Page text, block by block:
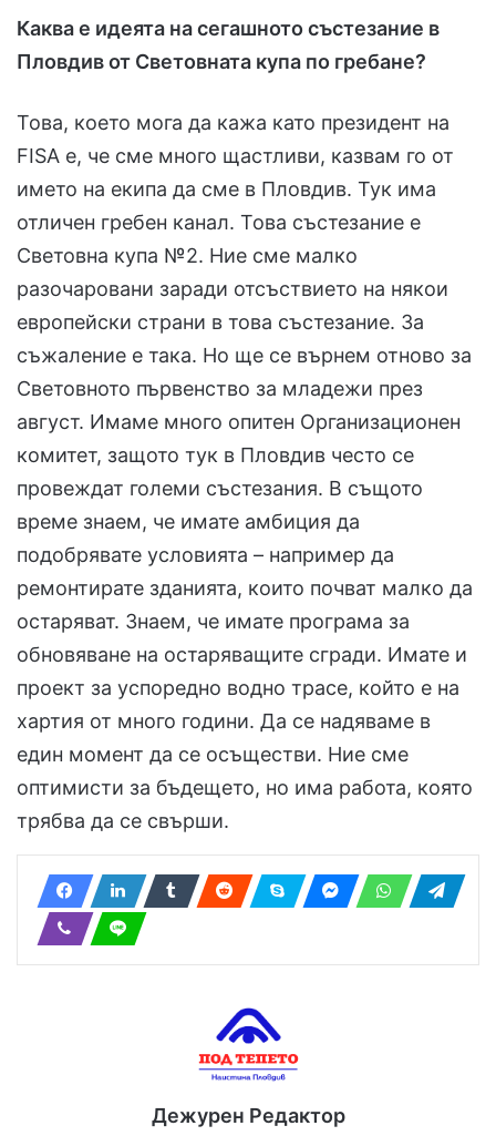
Каква е идеята на сегашното състезание в
Пловдив от Световната купа по гребане?
Това, което мога да кажа като президент на
FISA е, че сме много щастливи, казвам го от
името на екипа да сме в Пловдив. Тук има
отличен гребен канал. Това състезание е
Световна купа №2. Ние сме малко
разочаровани заради отсъствието на някои
европейски страни в това състезание. За
съжаление е така. Но ще се върнем отново за
Световното първенство за младежи през
август. Имаме много опитен Организационен
комитет, защото тук в Пловдив често се
провеждат големи състезания. В същото
време знаем, че имате амбиция да
подобрявате условията – например да
ремонтирате зданията, които почват малко да
остаряват. Знаем, че имате програма за
обновяване на остаряващите сгради. Имате и
проект за успоредно водно трасе, който е на
хартия от много години. Да се надяваме в
един момент да се осъществи. Ние сме
оптимисти за бъдещето, но има работа, която
трябва да се свърши.
Дежурен Редактор